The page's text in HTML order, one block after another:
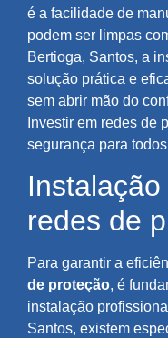
é a facilidade de
podem ser limpas
Bertioga, Santos, a
solução prática e
sem abrir mão do
Investir em redes de
segurança para
redes de
Para garantir a
de proteção, é
instalação
Santos, existem